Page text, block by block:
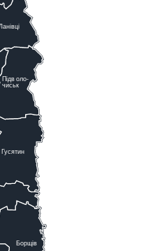
Борщів
Гусятин
Підволо-
чиськ